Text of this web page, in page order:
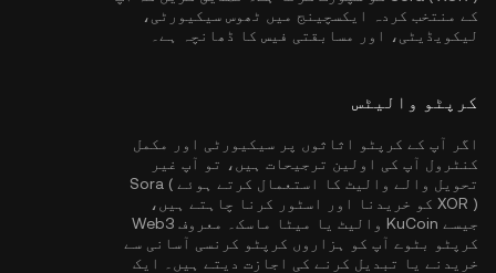
کے منتخب کردہ ایکسچینج میں ٹھوس سیکیورٹی،
لیکویڈیٹی، اور مسابقتی فیس کا ڈھانچہ ہے۔
کرپٹو والیٹس
اگر آپ کے کرپٹو اثاثوں پر سیکیورٹی اور مکمل
کنٹرول آپ کی اولین ترجیحات ہیں، تو آپ غیر
تحویل والے والیٹ کا استعمال کرتے ہوئے Sora (
XOR ) کو خریدنا اور اسٹور کرنا چاہتے ہیں،
جیسے KuCoin والیٹ
یا میٹا ماسک۔ معروف Web3
کرپٹو بٹوے آپ کو ہزاروں کرپٹو کرنسی آسانی سے
خریدنے یا تبدیل کرنے کی اجازت دیتے ہیں۔ ایک